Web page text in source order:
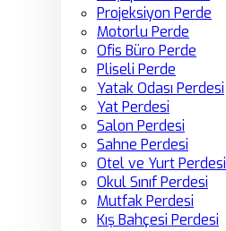
Projeksiyon Perde
Motorlu Perde
Ofis Büro Perde
Pliseli Perde
Yatak Odası Perdesi
Yat Perdesi
Salon Perdesi
Sahne Perdesi
Otel ve Yurt Perdesi
Okul Sınıf Perdesi
Mutfak Perdesi
Kış Bahçesi Perdesi